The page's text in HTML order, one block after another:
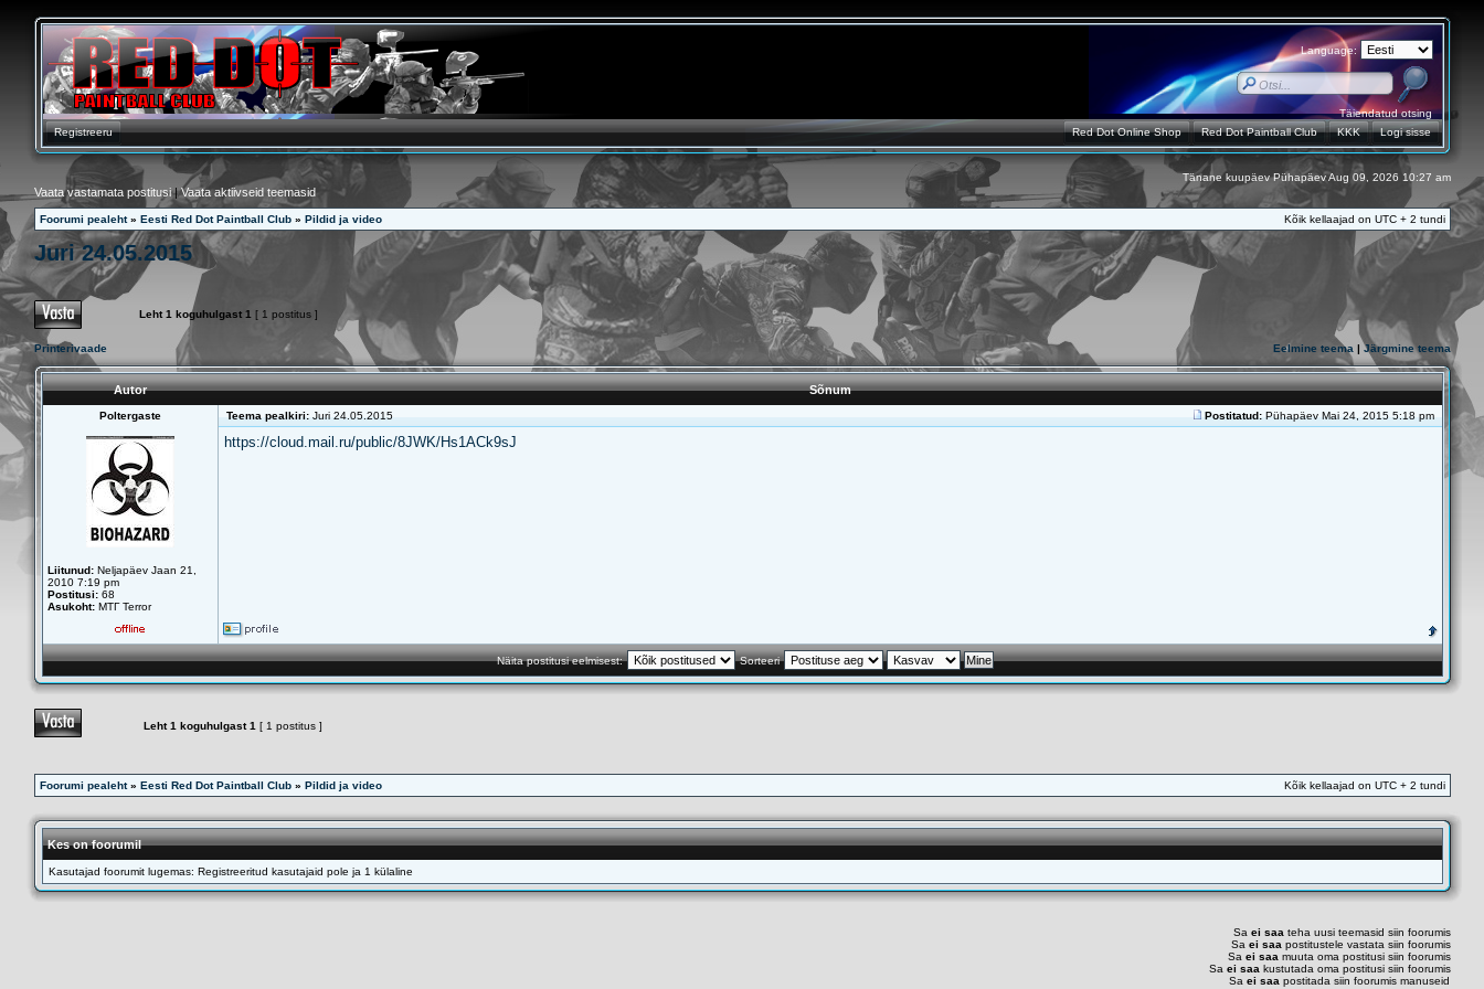
Language:
Täiendatud otsing
Registreeru
Logi sisse
KKK
Red Dot Paintball Club
Red Dot Online Shop
Tänane kuupäev Pühapäev Aug 09, 2026 10:27 am
Vaata vastamata postitusi|Vaata aktiivseid teemasid
Foorumi pealeht» Eesti Red Dot Paintball Club» Pildid ja video Kõik kellaajad on UTC + 2 tundi
Juri 24.05.2015
Leht1 koguhulgast 1 [ 1 postitus ]
Printerivaade Eelmine teema | Järgmine teema
Autor Sõnum
Poltergaste Teema pealkiri:Juri 24.05.2015 Postitatud:Pühapäev Mai 24, 2015 5:18 pm
Liitunud:Neljapäev Jaan 21,
2010 7:19 pm
Postitusi:68
Asukoht:МТГ Terror
https://cloud.mail.ru/public/8JWK/Hs1ACk9sJ
Näita postitusi eelmisest: Sorteeri
Leht1 koguhulgast1 [ 1 postitus ]
Foorumi pealeht» Eesti Red Dot Paintball Club» Pildid ja video Kõik kellaajad on UTC + 2 tundi
Kes on foorumil
Kasutajad foorumit lugemas: Registreeritud kasutajaid pole ja 1 külaline
Sa ei saa teha uusi teemasid siin foorumis
Sa ei saa postitustele vastata siin foorumis
Sa ei saa muuta oma postitusi siin foorumis
Sa ei saa kustutada oma postitusi siin foorumis
Sa ei saa postitada siin foorumis manuseid